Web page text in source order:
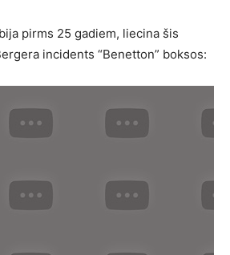
pirms 25 gadiem, liecina šis
incidents “Benetton” boksos: